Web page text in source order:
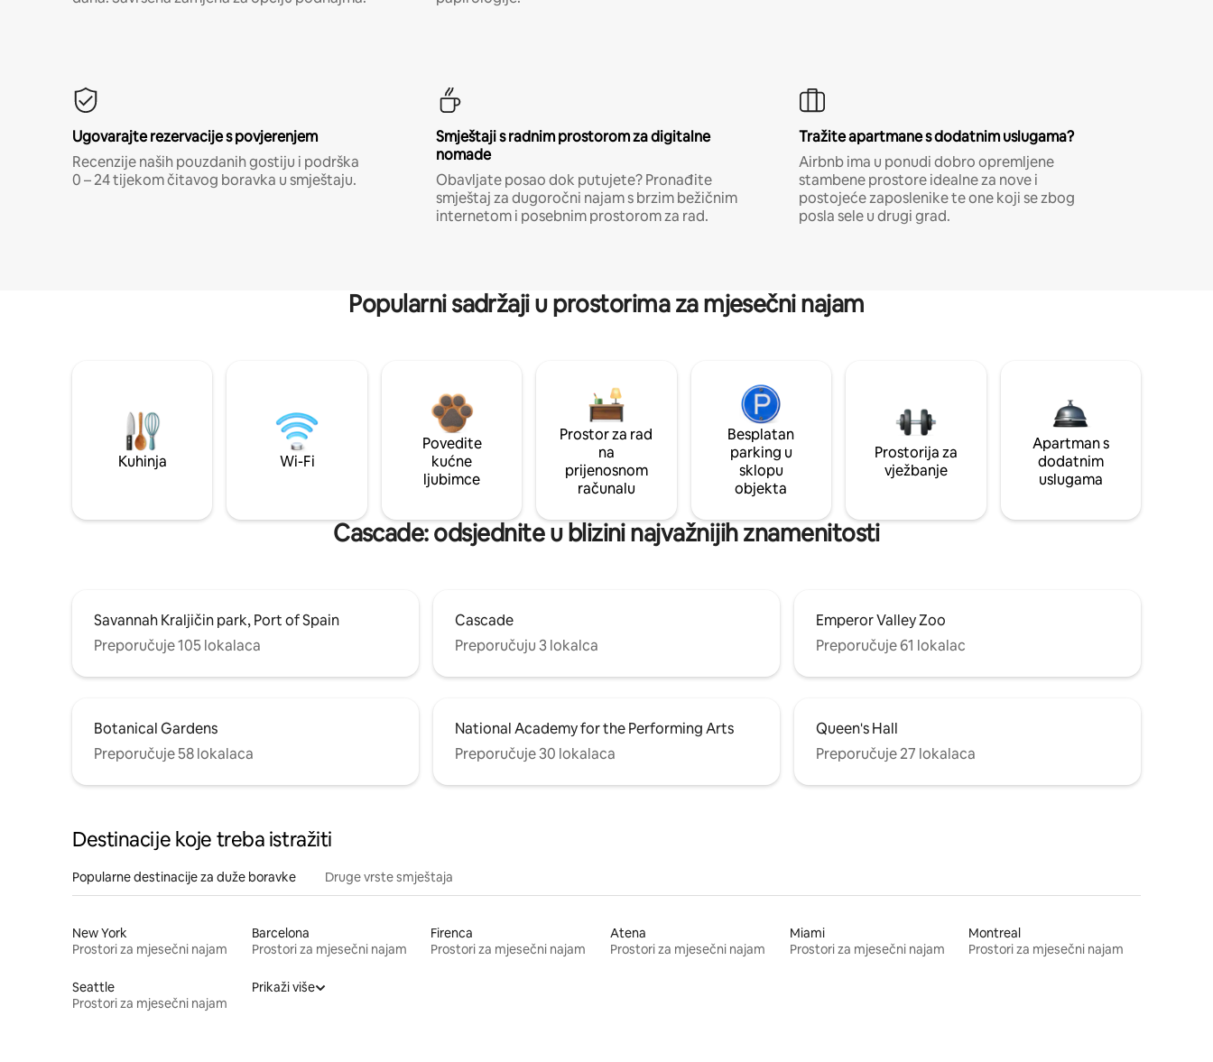
Ugovarajte rezervacije s povjerenjem
Recenzije naših pouzdanih gostiju i podrška
0 – 24 tijekom čitavog boravka u smještaju.
Smještaji s radnim prostorom za digitalne
nomade
Obavljate posao dok putujete? Pronađite
smještaj za dugoročni najam s brzim bežičnim
internetom i posebnim prostorom za rad.
Tražite apartmane s dodatnim uslugama?
Airbnb ima u ponudi dobro opremljene
stambene prostore idealne za nove i
postojeće zaposlenike te one koji se zbog
posla sele u drugi grad.
Popularni sadržaji u prostorima za mjesečni najam
Kuhinja Wi-Fi
Povedite
kućne
ljubimce
Prostor za rad
na
prijenosnom
računalu
Besplatan
parking u
sklopu
objekta
Prostorija za
vježbanje
Apartman s
dodatnim
uslugama
Cascade: odsjednite u blizini najvažnijih znamenitosti
Savannah Kraljičin park, Port of Spain
Preporučuje 105 lokalaca
Cascade
Preporučuju 3 lokalca
Emperor Valley Zoo
Preporučuje 61 lokalac
Botanical Gardens
Preporučuje 58 lokalaca
National Academy for the Performing Arts
Preporučuje 30 lokalaca
Queen's Hall
Preporučuje 27 lokalaca
Destinacije koje treba istražiti
Popularne destinacije za duže boravke Druge vrste smještaja
New York
Prostori za mjesečni najam
Barcelona
Prostori za mjesečni najam
Firenca
Prostori za mjesečni najam
Atena
Prostori za mjesečni najam
Miami
Prostori za mjesečni najam
Montreal
Prostori za mjesečni najam
Seattle
Prostori za mjesečni najam
Prikaži više